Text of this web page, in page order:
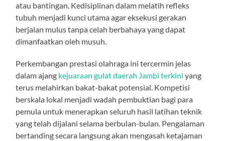
atau bantingan. Kedisiplinan dalam melatih refleks
tubuh menjadi kunci utama agar eksekusi gerakan
berjalan mulus tanpa celah berbahaya yang dapat
dimanfaatkan oleh musuh.
Perkembangan prestasi olahraga ini tercermin jelas
dalam ajang kejuaraan gulat daerah Jambi terkini yang
terus melahirkan bakat-bakat potensial. Kompetisi
berskala lokal menjadi wadah pembuktian bagi para
pemula untuk menerapkan seluruh hasil latihan teknik
yang telah dijalani selama berbulan-bulan. Pengalaman
bertanding secara langsung akan mengasah ketajaman